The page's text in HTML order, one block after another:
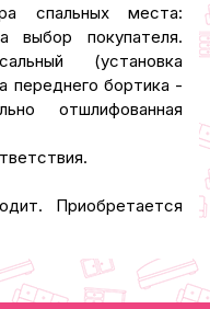
спальных места:
покупателя.
(установка
переднего бортика -
отшлифованная
Приобретается